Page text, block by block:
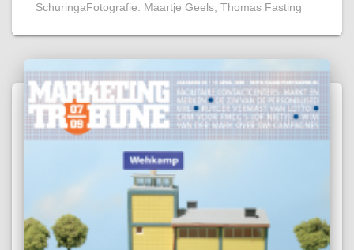
SchuringaFotografie: Maartje Geels, Thomas Fasting